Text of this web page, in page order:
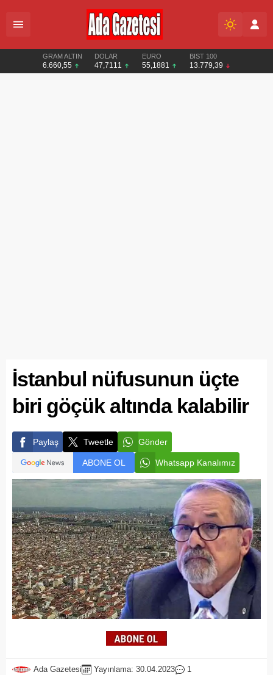
GRAM ALTIN
6.660,55
DOLAR
47,7111
EURO
55,1881
BIST 100
13.779,39
İstanbul nüfusunun üçte
biri göçük altında kalabilir
Paylaş Tweetle Gönder
ABONE OL Whatsapp Kanalımız
Ada Gazetesi Yayınlama: 30.04.2023 1